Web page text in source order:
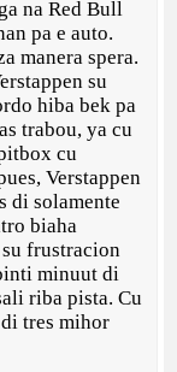
na Red Bull
pa e auto.
manera spera.
su
hiba bek pa
trabou, ya cu
cu
Verstappen
di solamente
biaha
frustracion
minuut di
riba pista. Cu
tres mihor